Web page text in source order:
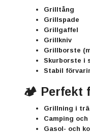
Grilltång
Grillspade
Grillgaffel
Grillkniv
Grillborste
Skurborste i
Stabil
🏕️ Perfekt
Grillning i
Camping
Gasol- och